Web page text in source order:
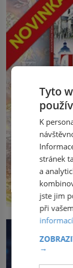
Tyto
K
stránek
a
jste jim
při
informací
→